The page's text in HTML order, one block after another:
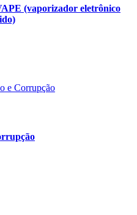
(vaporizador eletrônico